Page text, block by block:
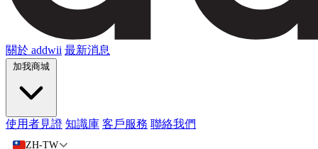
關於 addwii 最新消息
加我商城
使用者見證 知識庫 客戶服務 聯絡我們
ZH-TW